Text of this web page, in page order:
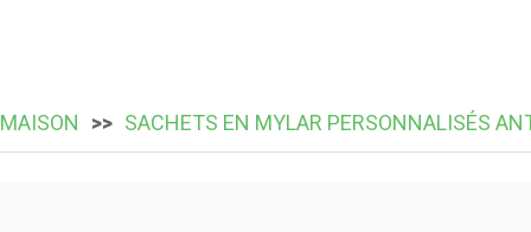
MAISON SACHETS EN MYLAR PERSONNALISÉS